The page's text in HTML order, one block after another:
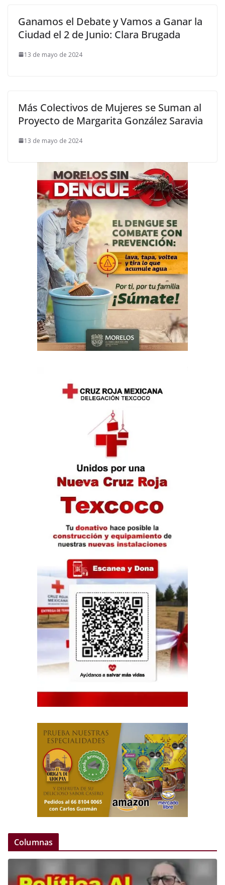
Ganamos el Debate y Vamos a Ganar la
Ciudad el 2 de Junio: Clara Brugada
13 de mayo de 2024
Más Colectivos de Mujeres se Suman al
Proyecto de Margarita González Saravia
13 de mayo de 2024
Columnas